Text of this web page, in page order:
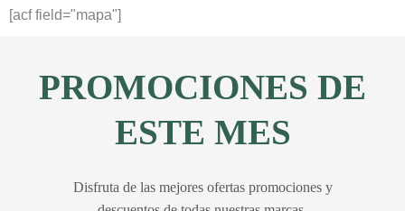
[acf field="mapa"]
PROMOCIONES DE
ESTE MES
Disfruta de las mejores ofertas promociones y